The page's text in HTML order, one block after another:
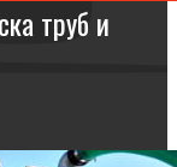
труб и